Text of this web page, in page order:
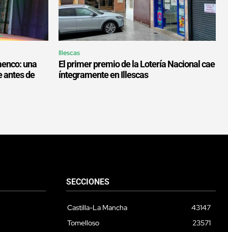
una
antes de
Illescas
El primer premio de la Lotería Nacional cae
íntegramente en Illescas
SECCIONES
Castilla-La Mancha
43147
Tomelloso
23571